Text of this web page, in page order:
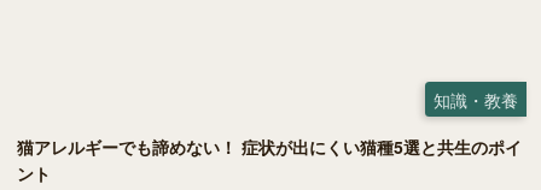
知識・教養
猫アレルギーでも諦めない！ 症状が出にくい猫種5選と共生のポイ
ント